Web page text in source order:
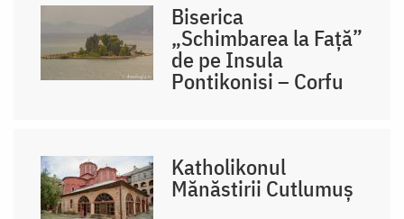
Biserica
„Schimbarea la Față”
de pe Insula
Pontikonisi – Corfu
Katholikonul
Mănăstirii Cutlumuș